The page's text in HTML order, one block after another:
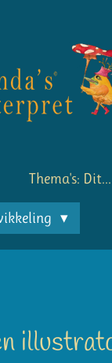
Thema's: